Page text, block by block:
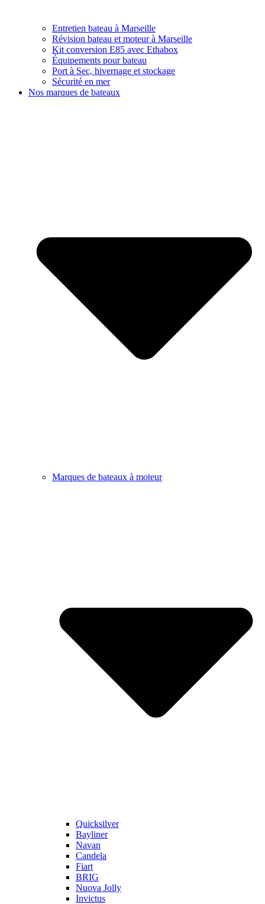
Entretien bateau à Marseille
Révision bateau et moteur à Marseille
Kit conversion E85 avec Ethabox
Équipements pour bateau
Port à Sec, hivernage et stockage
Sécurité en mer
Nos marques de bateaux
Marques de bateaux à moteur
Quicksilver
Bayliner
Navan
Candela
Fiart
BRIG
Nuova Jolly
Invictus